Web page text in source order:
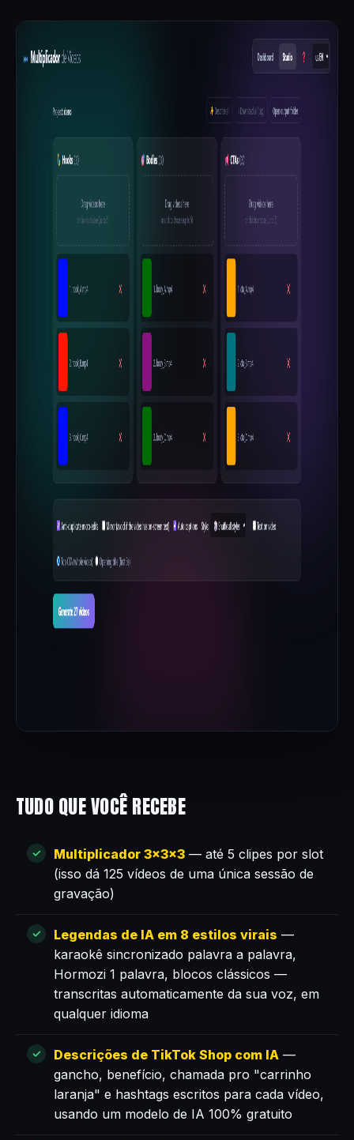
TUDO QUE VOCÊ RECEBE
Multiplicador 3×3×3 — até 5 clipes por slot
(isso dá 125 vídeos de uma única sessão de
gravação)
Legendas de IA em 8 estilos virais —
karaokê sincronizado palavra a palavra,
Hormozi 1 palavra, blocos clássicos —
transcritas automaticamente da sua voz, em
qualquer idioma
Descrições de TikTok Shop com IA —
gancho, benefício, chamada pro "carrinho
laranja" e hashtags escritos para cada vídeo,
usando um modelo de IA 100% gratuito